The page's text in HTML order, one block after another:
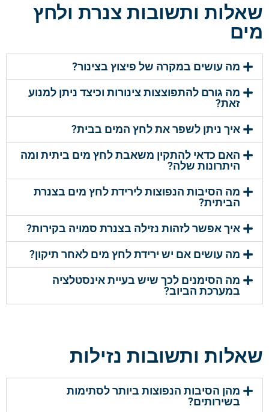
שאלות ותשובות צנרת ולחץ
מים
מה עושים במקרה של פיצוץ בצינור?
מה גורם להתפוצצות צינורות וכיצד ניתן למנוע
זאת?
איך ניתן לשפר את לחץ המים בבית?
האם כדאי להתקין משאבת לחץ מים ביתית ומה
היתרונות שלה?
מה הסיבות הנפוצות לירידת לחץ מים בצנרת
הביתית?
איך אפשר לזהות נזילה בצנרת סמויה בקירות?
מה עושים אם יש ירידת לחץ מים לאחר תיקון?
מה הסימנים לכך שיש בעיית אינסטלציה
במערכת הביוב?
שאלות ותשובות נזילות
מהן הסיבות הנפוצות ביותר לסתימות
בשירותים?